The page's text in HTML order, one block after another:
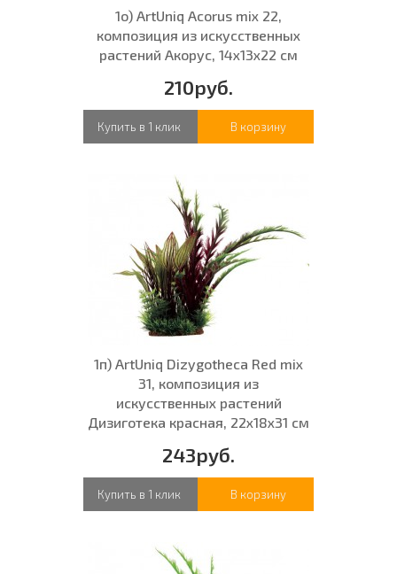
1о) ArtUniq Acorus mix 22,
композиция из искусственных
растений Акорус, 14x13x22 см
210руб.
Купить в 1 клик В корзину
1п) ArtUniq Dizygotheca Red mix
31, композиция из
искусственных растений
Дизиготека красная, 22x18x31 см
243руб.
Купить в 1 клик В корзину